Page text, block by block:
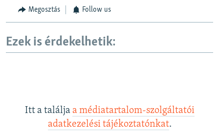
Megosztás Follow us
Ezek is érdekelhetik:
Itt a találja a médiatartalom-szolgáltatói
adatkezelési tájékoztatónkat.